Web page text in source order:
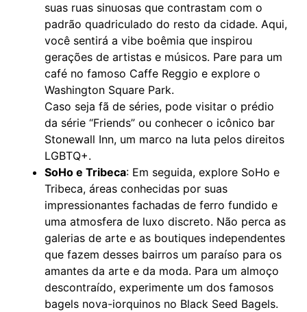
suas ruas sinuosas que contrastam com o
padrão quadriculado do resto da cidade. Aqui,
você sentirá a vibe boêmia que inspirou
gerações de artistas e músicos. Pare para um
café no famoso Caffe Reggio e explore o
Washington Square Park.
Caso seja fã de séries, pode visitar o prédio
da série “Friends” ou conhecer o icônico bar
Stonewall Inn, um marco na luta pelos direitos
LGBTQ+.
SoHo e Tribeca: Em seguida, explore SoHo e
Tribeca, áreas conhecidas por suas
impressionantes fachadas de ferro fundido e
uma atmosfera de luxo discreto. Não perca as
galerias de arte e as boutiques independentes
que fazem desses bairros um paraíso para os
amantes da arte e da moda. Para um almoço
descontraído, experimente um dos famosos
bagels nova-iorquinos no Black Seed Bagels.